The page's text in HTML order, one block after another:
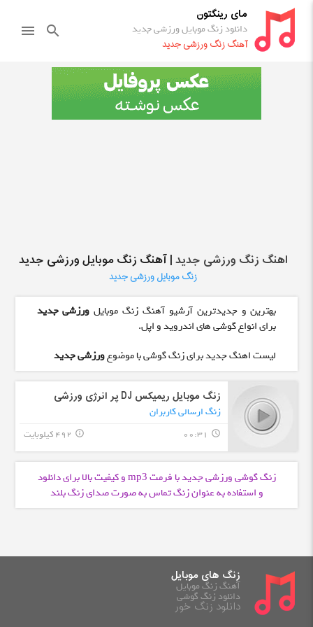
مای رینگتون
دانلود زنگ موبایل ورزشی جدید
آهنگ زنگ ورزشی جدید
search
menu
اهنگ زنگ ورزشی جدید| آهنگ زنگ موبایل ورزشی جدید
زنگ موبایل ورزشی جدید
بهترین و جدیدترین آرشیو آهنگ زنگ موبایل ورزشی جدید
برای انواع گوشی های اندروید و اپل.
لیست اهنگ جدید برای زنگ گوشی با موضوعورزشی جدید
زنگ موبایل ریمیکس DJ پر انرژی ورزشی
زنگ ارسالی کاربران
query_builder
00:31 492 کیلوبایت info_outline
زنگ گوشی ورزشی جدید با فرمت mp3 و کیفیت بالا برای دانلود
و استفاده به عنوان زنگ تماس به صورت صدای زنگ بلند
زنگ های موبایل
آهنگ زنگ موبایل
دانلود زنگ گوشی
دانلود زنگ خور